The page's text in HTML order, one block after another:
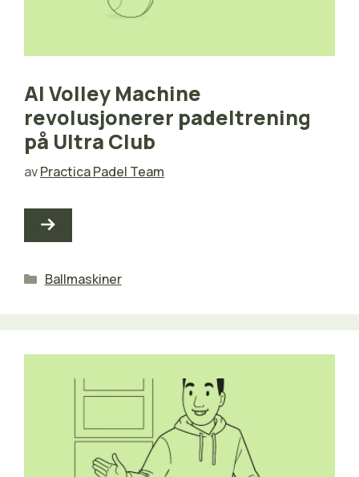
AI Volley Machine
revolusjonerer padeltrening
på Ultra Club
avPractica Padel Team
Kategorier
Ballmaskiner